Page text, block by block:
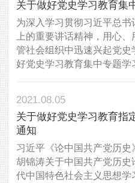
关于做好党史学习教育集
为深入学习贯彻习近平总
上的重要讲话精神，用心
管社会组织中迅速兴起党
好党史学习教育集中专题学
2021.08.05
关于做好党史学习教育指
通知
习近平《论中国共产党历
胡锦涛关于中国共产党历
代中国特色社会主义思想